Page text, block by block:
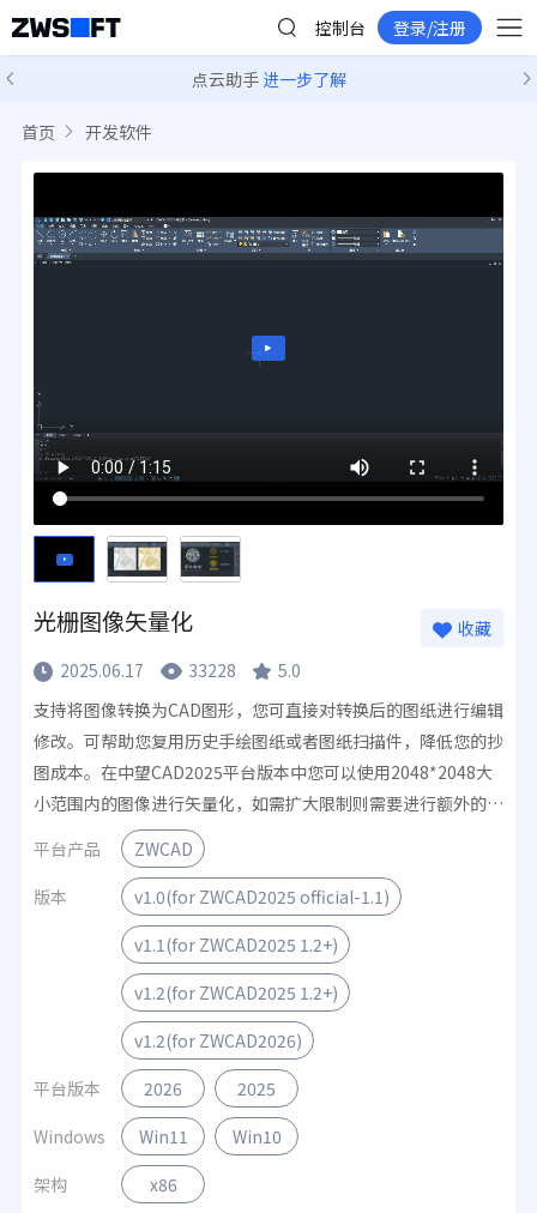
控制台 登录/注册
点云助手 进一步了解
首页 开发软件
光栅图像矢量化
收藏
2025.06.17
33228
5.0
支持将图像转换为CAD图形，您可直接对转换后的图纸进行编辑
修改。可帮助您复用历史手绘图纸或者图纸扫描件，降低您的抄
图成本。在中望CAD2025平台版本中您可以使用2048*2048大
小范围内的图像进行矢量化，如需扩大限制则需要进行额外的付
费，您可以点击“免费下载”下载并安装矢量化插件，即刻体验
5天专业版功能；点击 反馈 反馈意见或咨询购买。
平台产品
ZWCAD
版本
v1.0(for ZWCAD2025 official-1.1)
v1.1(for ZWCAD2025 1.2+)
v1.2(for ZWCAD2025 1.2+)
v1.2(for ZWCAD2026)
平台版本
2026
2025
Windows
Win11
Win10
架构
x86